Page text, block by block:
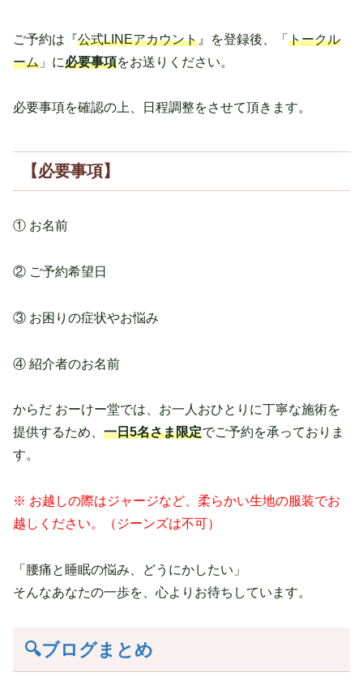
ご予約は『公式LINEアカウント 』を登録後、「 トークル
ーム 」に必要事項をお送りください。
必要事項を確認の上、日程調整をさせて頂きます。
【必要事項】
① お名前
② ご予約希望日
③ お困りの症状やお悩み
④ 紹介者のお名前
からだ おーけー堂では、お一人おひとりに丁寧な施術を
提供するため、 一日5名さま限定でご予約を承っておりま
す。
※ お越しの際はジャージなど、柔らかい生地の服装でお
越しください。（ジーンズは不可）
「腰痛と睡眠の悩み、どうにかしたい」
そんなあなたの一歩を、心よりお待ちしています。
🔍ブログまとめ